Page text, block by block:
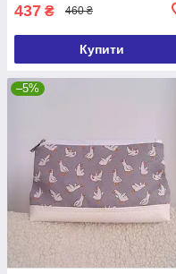
437 ₴ 460 ₴
Купити
–5%